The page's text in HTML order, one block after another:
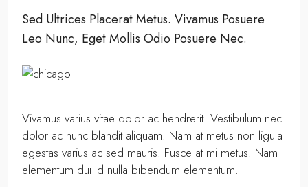
Sed Ultrices Placerat Metus. Vivamus Posuere
Leo Nunc, Eget Mollis Odio Posuere Nec.
Vivamus varius vitae dolor ac hendrerit. Vestibulum nec
dolor ac nunc blandit aliquam. Nam at metus non ligula
egestas varius ac sed mauris. Fusce at mi metus. Nam
elementum dui id nulla bibendum elementum.